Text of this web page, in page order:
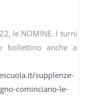
le NOMINE. I turni
bollettino anche a
supplenze-
cominciano-le-